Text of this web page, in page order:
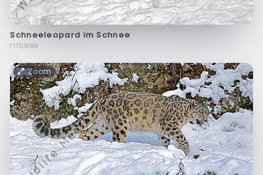
Schneeleopard im Schnee
f110886
Zoom